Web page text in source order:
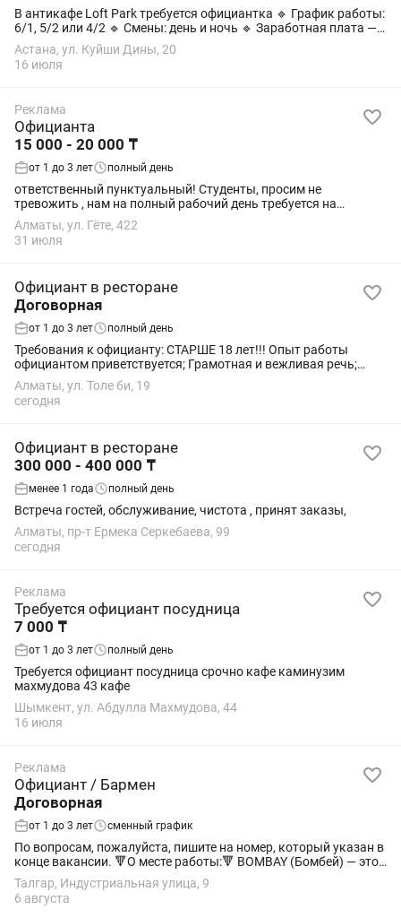
В антикафе Loft Park требуется официантка 🔹 График работы:
6/1, 5/2 или 4/2 🔹 Смены: день и ночь 🔹 Заработная плата — 2
раза в месяц 🔹Оклад- 15000 тысяч 🔹 Официальное
трудоустройство 🔹...
Астана, ул. Куйши Дины, 20
16 июля
Реклама
Официанта
15 000 - 20 000 ₸
от 1 до 3 лет полный день
ответственный пунктуальный! Студенты, просим не
тревожить , нам на полный рабочий день требуется на
постоянку , а не на время каникул ! Не звонить ! Пишите на
Алматы, ул. Гёте, 422
31 июля
Официант в ресторане
Договорная
от 1 до 3 лет полный день
Требования к официанту: СТАРШЕ 18 лет!!! Опыт работы
официантом приветствуется; Грамотная и вежливая речь;
Опрятный внешний вид; Ответственность и пунктуальность;
Доброжелательность и умение...
Алматы, ул. Толе би, 19
сегодня
Официант в ресторане
300 000 - 400 000 ₸
менее 1 года полный день
Встреча гостей, обслуживание, чистота , принят заказы,
Алматы, пр-т Ермека Серкебаева, 99
сегодня
Реклама
Требуется официант посудница
7 000 ₸
от 1 до 3 лет полный день
Требуется официант посудница срочно кафе каминузим
махмудова 43 кафе
Шымкент, ул. Абдулла Махмудова, 44
16 июля
Реклама
Официант / Бармен
Договорная
от 1 до 3 лет сменный график
По вопросам, пожалуйста, пишите на номер, который указан в
конце вакансии. 🔻О месте работы:🔻 BOMBAY (Бомбей) — это
лицензированное казино, которое работает в специальной
туристической зоне на...
Талгар, Индустриальная улица, 9
6 августа